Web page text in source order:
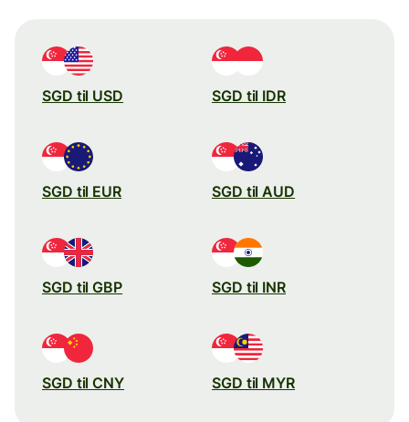
SGD til USD SGD til IDR
SGD til EUR SGD til AUD
SGD til GBP SGD til INR
SGD til CNY SGD til MYR